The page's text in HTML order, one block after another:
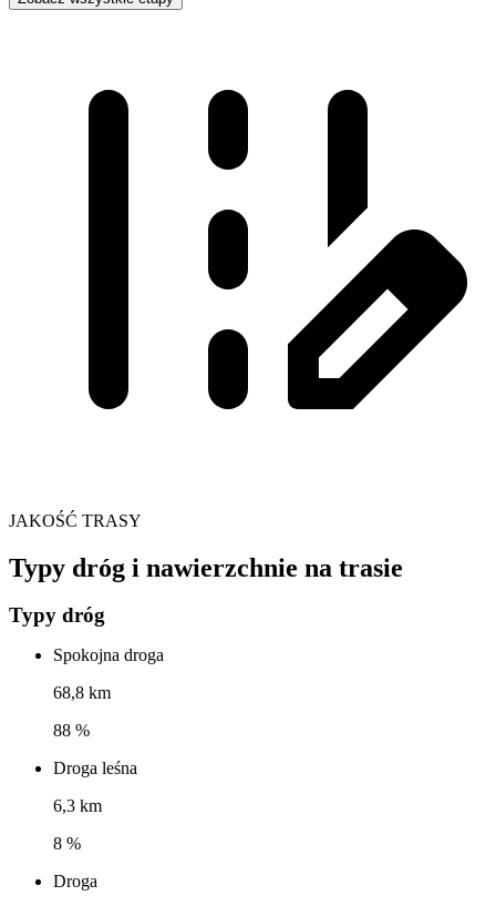
JAKOŚĆ TRASY
Typy dróg i nawierzchnie na trasie
Typy dróg
Spokojna droga
68,8 km
88 %
Droga leśna
6,3 km
8 %
Droga